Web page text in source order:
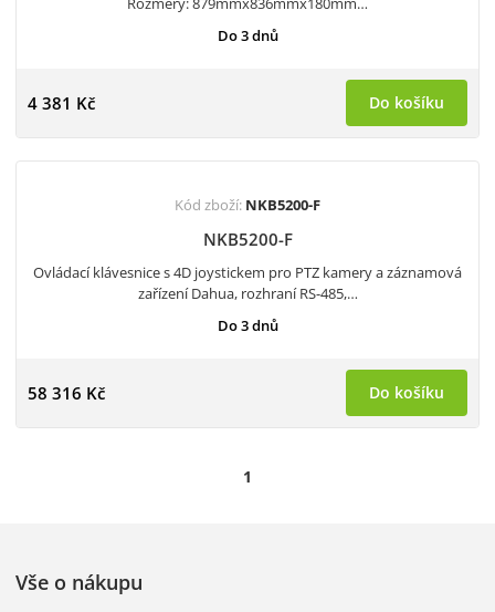
Do 3 dnů
4 381 Kč Do košíku
Kód zboží: NKB5200-F
NKB5200-F
Ovládací klávesnice s 4D joystickem pro PTZ kamery a záznamová
zařízení Dahua, rozhraní RS-485,…
Do 3 dnů
58 316 Kč Do košíku
1
Vše o nákupu